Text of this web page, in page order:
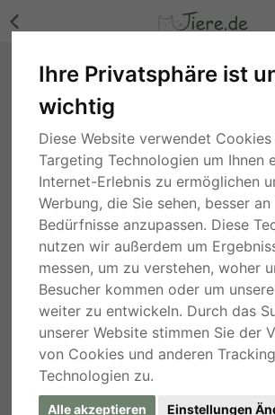
Ihre Privatsphäre ist
wichtig
Diese Website verwendet Cookies
Targeting Technologien um Ihnen
Internet-Erlebnis zu ermöglichen
Werbung, die Sie sehen, besser an
Bedürfnisse anzupassen. Diese
nutzen wir außerdem um
messen, um zu verstehen, woher
Besucher kommen oder um
weiter zu entwickeln. Durch das
unserer Website stimmen Sie der
von Cookies und anderen
Technologien zu.
Alle akzeptieren Einstellungen
Ducati, ?? - Rüde Bilder
Baden-Württemberg